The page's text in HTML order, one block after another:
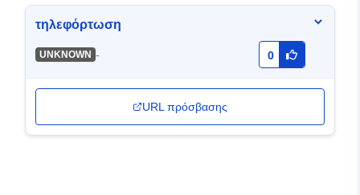
τηλεφόρτωση
UNKNOWN - 0
URL πρόσβασης